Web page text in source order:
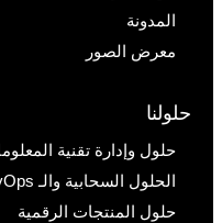
المدونة
معرض الصور
حلولنا
حلول وإدارة تقنية
الحلول السحابية والـ DevOps
حلول المنتجات الرقمية